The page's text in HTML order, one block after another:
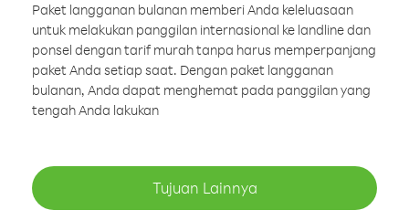
Paket langganan bulanan memberi Anda keleluasaan
untuk melakukan panggilan internasional ke landline dan
ponsel dengan tarif murah tanpa harus memperpanjang
paket Anda setiap saat. Dengan paket langganan
bulanan, Anda dapat menghemat pada panggilan yang
tengah Anda lakukan
Tujuan Lainnya